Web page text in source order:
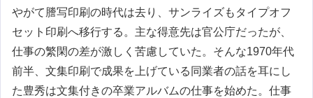
やがて謄写印刷の時代は去り、サンライズもタイプオフ
セット印刷へ移行する。主な得意先は官公庁だったが、
仕事の繁閑の差が激しく苦慮していた。そんな1970年代
前半、文集印刷で成果を上げている同業者の話を耳にし
た豊秀は文集付きの卒業アルバムの仕事を始めた。仕事